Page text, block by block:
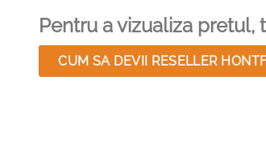
Pentru a vizualiza pretul,
CUM SA DEVII RESELLER